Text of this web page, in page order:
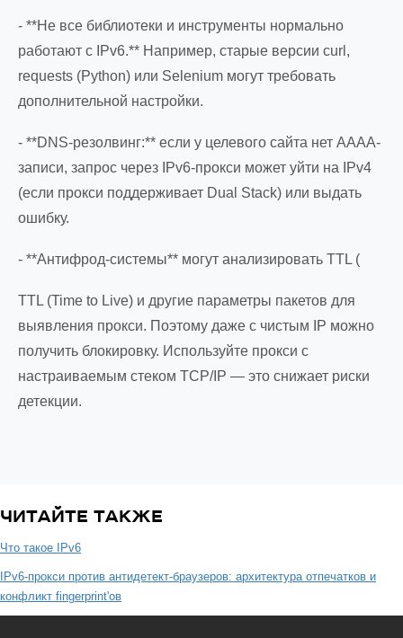
- **Не все библиотеки и инструменты нормально
работают с IPv6.** Например, старые версии curl,
requests (Python) или Selenium могут требовать
дополнительной настройки.
- **DNS-резолвинг:** если у целевого сайта нет AAAA-
записи, запрос через IPv6-прокси может уйти на IPv4
(если прокси поддерживает Dual Stack) или выдать
ошибку.
- **Антифрод-системы** могут анализировать TTL (
TTL (Time to Live) и другие параметры пакетов для
выявления прокси. Поэтому даже с чистым IP можно
получить блокировку. Используйте прокси с
настраиваемым стеком TCP/IP — это снижает риски
детекции.
ЧИТАЙТЕ ТАКЖЕ
Что такое IPv6
IPv6-прокси против антидетект-браузеров: архитектура отпечатков и
конфликт fingerprint'ов